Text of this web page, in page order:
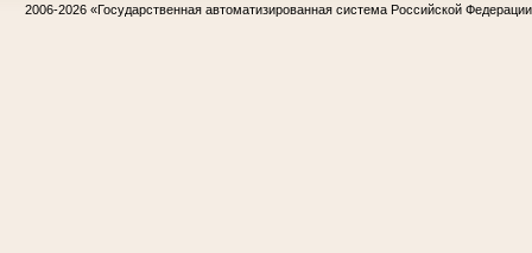
2006-2026 «Государственная автоматизированная система Российской